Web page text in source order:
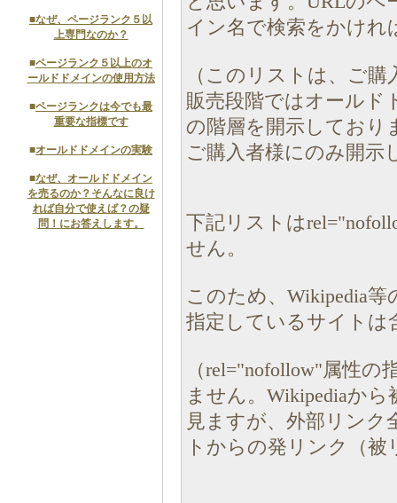
■なぜ、ページランク５以
上専門なのか？
■ページランク５以上のオ
ールドドメインの使用方法
■ページランクは今でも最
重要な指標です
■オールドドメインの実験
■なぜ、オールドドメイン
を売るのか？そんなに良け
れば自分で使えば？の疑
問！にお答えします。
イン名で検索をかけれ
（このリストは、ご
販売段階ではオールド
の階層を開示しており
ご購入者様にのみ開示
下記リストは
せん。
このため、Wikipedia
指定しているサイトは
（rel="nofollow"属性
ません。Wikipediaか
見ますが、外部リンク
トからの発リンク（